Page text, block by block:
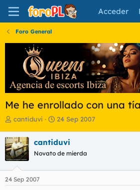
Acceder
Foro General
Me he enrollado con una
I
i
c
i
a
d
o
cantiduvi
F
h
a
e
24 Sep 2007
cantiduvi
Novato de mierda
24 Sep 2007